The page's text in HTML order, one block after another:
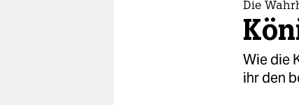
Die
Wie die
ihr den